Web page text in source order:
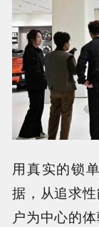
用真实的锁
据，从追求
户为中心的